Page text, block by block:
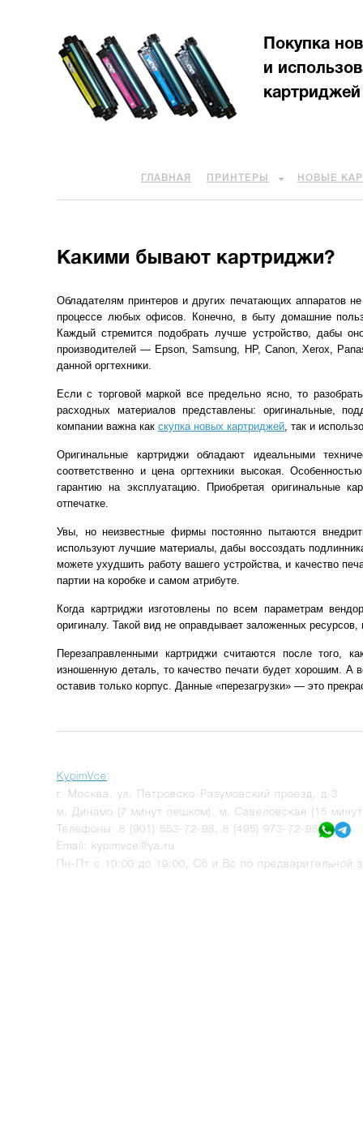
Покупка
и
картриджей
ГЛАВНАЯ ПРИНТЕРЫ НОВЫЕ
Какими бывают картриджи?
Обладателям принтеров и других печатающих аппаратов
процессе любых офисов. Конечно, в быту домашние
Каждый стремится подобрать лучше устройство, дабы
производителей — Epson, Samsung, HP, Canon, Xerox,
данной оргтехники.
Если с торговой маркой все предельно ясно, то
расходных материалов представлены: оригинальные,
компании важна как скупка новых картриджей, так и
Оригинальные картриджи обладают идеальными
соответственно и цена оргтехники высокая.
гарантию на эксплуатацию. Приобретая оригинальные
отпечатке.
Увы, но неизвестные фирмы постоянно пытаются
используют лучшие материалы, дабы воссоздать
можете ухудшить работу вашего устройства, и качество
партии на коробке и самом атрибуте.
Когда картриджи изготовлены по всем параметрам
оригиналу. Такой вид не оправдывает заложенных
Перезаправленными картриджи считаются после того,
изношенную деталь, то качество печати будет хорошим. А
оставив только корпус. Данные «перезагрузки» — это
KypimVce:
г.
Москва
ул. Петровско-Разумовский проезд, д.3
м. Динамо (7 минут пешком), м. Савеловская (15
Телефоны: 8 (901) 553-72-98
8 (495) 973-72-98
Email: kypimvce@ya.ru
Пн-Пт с 10:00 до 19:00, Сб и Вс по предварительной